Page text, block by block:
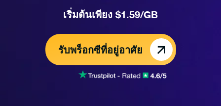
เริ่มต้นเพียง $1.59/GB
รับพร็อกซีที่อยู่อาศัย